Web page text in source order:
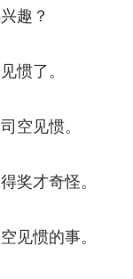
趣？
惯了。
空见惯。
奖才奇怪。
见惯的事。